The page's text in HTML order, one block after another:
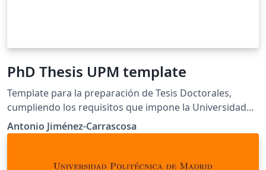
PhD Thesis UPM template
Template para la preparación de Tesis Doctorales,
cumpliendo los requisitos que impone la Universidad
Politécnica de Madrid.
Antonio Jiménez-Carrascosa